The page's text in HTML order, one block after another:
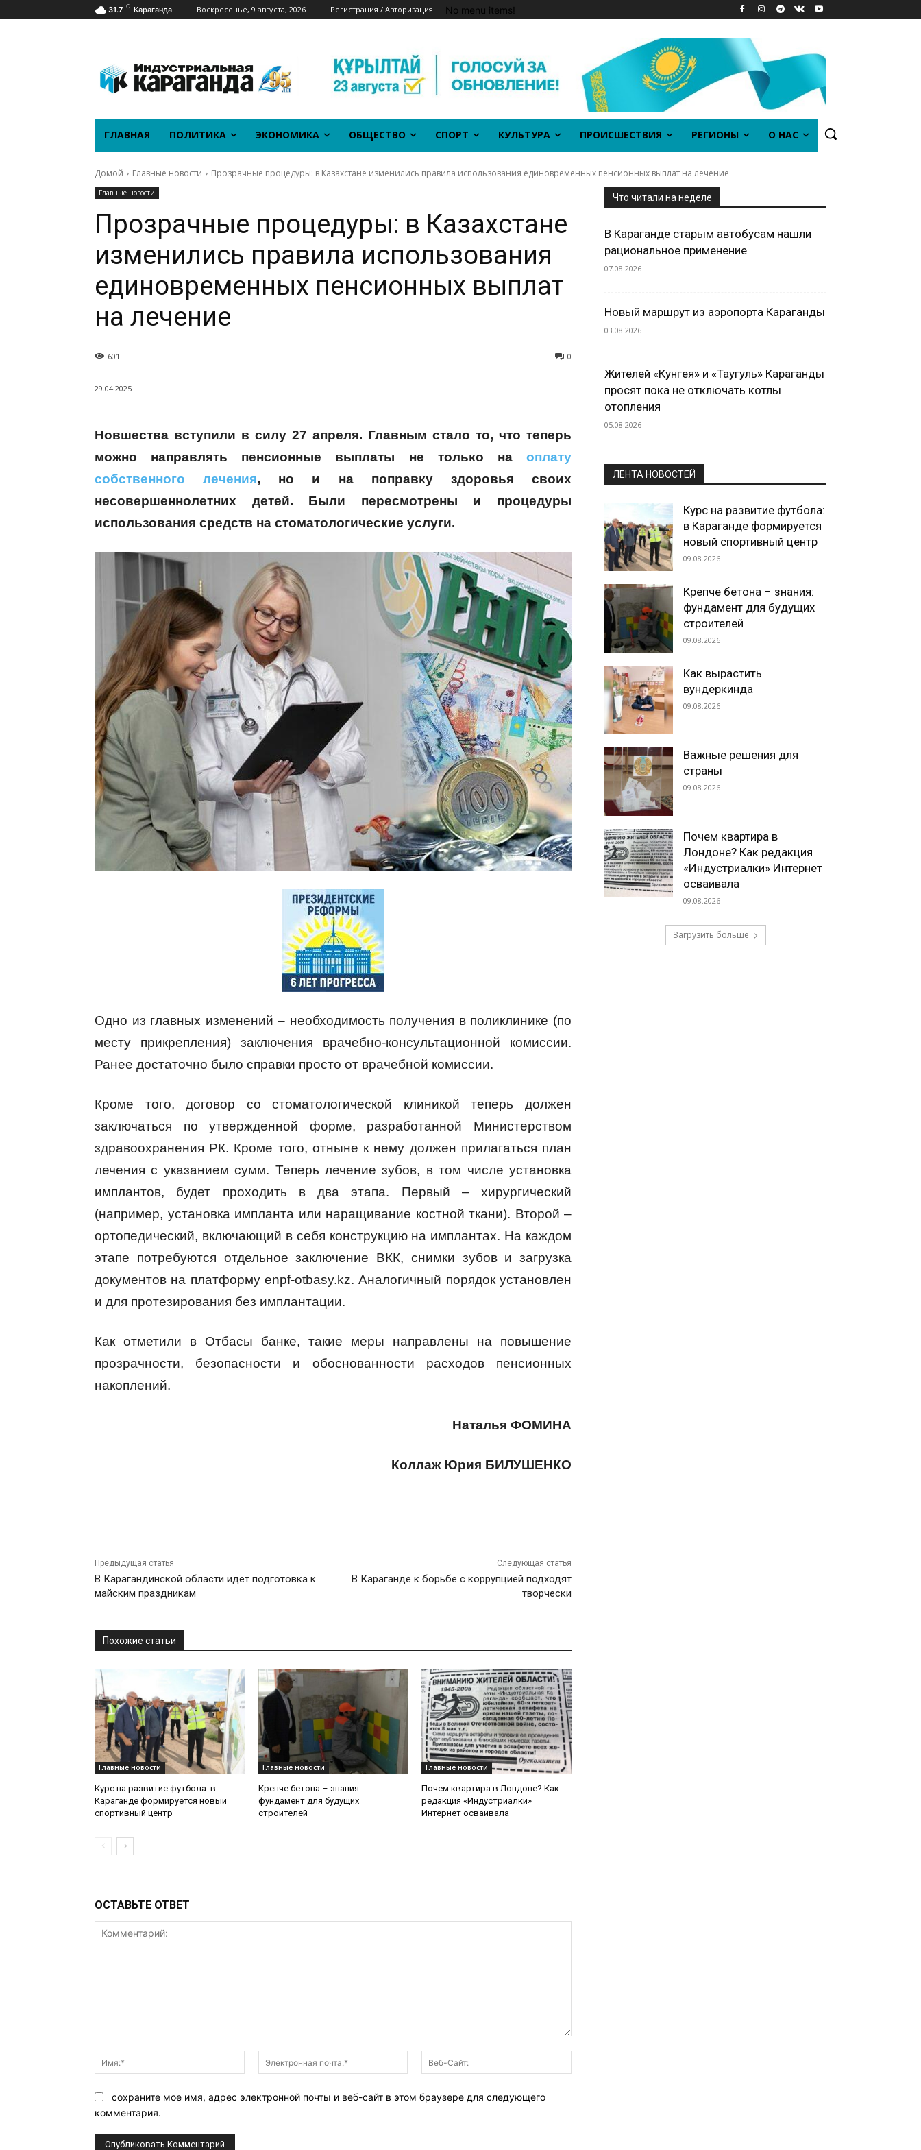
31.7 C Караганда Воскресенье, 9 августа, 2026 Регистрация / Авторизация No menu items!
ГЛАВНАЯ ПОЛИТИКА ЭКОНОМИКА ОБЩЕСТВО СПОРТ КУЛЬТУРА ПРОИСШЕСТВИЯ РЕГИОНЫ О НАС
Домой Главные новости Прозрачные процедуры: в Казахстане изменились правила использования единовременных пенсионных выплат на лечение
Главные новости
Прозрачные процедуры: в Казахстане
изменились правила использования
единовременных пенсионных выплат
на лечение
0
601
29.04.2025
Новшества вступили в силу 27 апреля. Главным стало то, что теперь
можно направлять пенсионные выплаты не только на оплату
собственного лечения, но и на поправку здоровья своих
несовершеннолетних детей. Были пересмотрены и процедуры
использования средств на стоматологические услуги.
Одно из главных изменений – необходимость получения в поликлинике (по
месту прикрепления) заключения врачебно-консультационной комиссии.
Ранее достаточно было справки просто от врачебной комиссии.
Кроме того, договор со стоматологической клиникой теперь должен
заключаться по утвержденной форме, разработанной Министерством
здравоохранения РК. Кроме того, отныне к нему должен прилагаться план
лечения с указанием сумм. Теперь лечение зубов, в том числе установка
имплантов, будет проходить в два этапа. Первый – хирургический
(например, установка импланта или наращивание костной ткани). Второй –
ортопедический, включающий в себя конструкцию на имплантах. На каждом
этапе потребуются отдельное заключение ВКК, снимки зубов и загрузка
документов на платформу enpf-otbasy.kz. Аналогичный порядок установлен
и для протезирования без имплантации.
Как отметили в Отбасы банке, такие меры направлены на повышение
прозрачности, безопасности и обоснованности расходов пенсионных
накоплений.
Наталья ФОМИНА
Коллаж Юрия БИЛУШЕНКО
Предыдущая статья
В Карагандинской области идет подготовка к
майским праздникам
Следующая статья
В Караганде к борьбе с коррупцией подходят
творчески
Похожие статьи
Главные новости
Курс на развитие футбола: в
Караганде формируется новый
спортивный центр
Главные новости
Крепче бетона – знания:
фундамент для будущих
строителей
Главные новости
Почем квартира в Лондоне? Как
редакция «Индустриалки»
Интернет осваивала
ОСТАВЬТЕ ОТВЕТ
Имя:*
Электронная
почта:*
Сайт:
сохраните мое имя, адрес электронной почты и веб-сайт в этом браузере для следующего
комментария.
Что читали на неделе
В Караганде старым автобусам нашли
рациональное применение
07.08.2026
Новый маршрут из аэропорта Караганды
03.08.2026
Жителей «Кунгея» и «Таугуль» Караганды
просят пока не отключать котлы
отопления
05.08.2026
ЛЕНТА НОВОСТЕЙ
Курс на развитие футбола:
в Караганде формируется
новый спортивный центр
09.08.2026
Крепче бетона – знания:
фундамент для будущих
строителей
09.08.2026
Как вырастить
вундеркинда
09.08.2026
Важные решения для
страны
09.08.2026
Почем квартира в
Лондоне? Как редакция
«Индустриалки» Интернет
осваивала
09.08.2026
Загрузить больше